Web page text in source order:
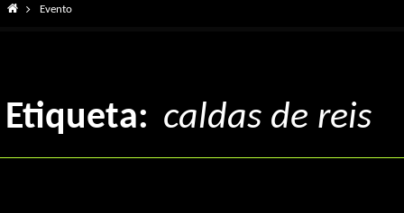
InicioEvento
Etiqueta: caldas de reis